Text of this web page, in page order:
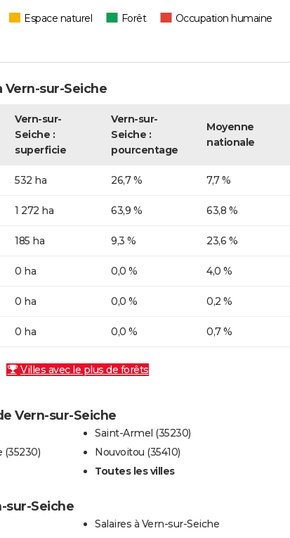
Espace naturel Forêt
Occupation humaine
Vern-sur-Seiche
Vern-sur-
Seiche :
superficie
Vern-sur-
Seiche :
pourcentage
Moyenne
nationale
532 ha 26,7 % 7,7 %
1 272 ha 63,9 % 63,8 %
185 ha 9,3 % 23,6 %
0 ha 0,0 % 4,0 %
0 ha 0,0 % 0,2 %
0 ha 0,0 % 0,7 %
Villes avec le plus de forêts
Vern-sur-Seiche
(35230)
Saint-Armel (35230)
Nouvoitou (35410)
Toutes les villes
sur-Seiche
Salaires à Vern-sur-Seiche